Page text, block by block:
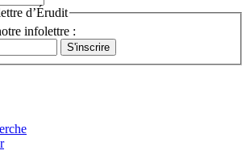
d’Érudit
infolettre :